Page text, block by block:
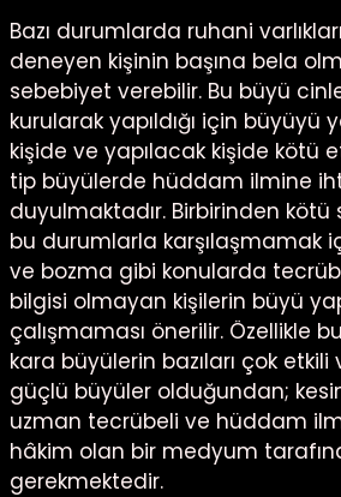
Bazı durumlarda ruhani
deneyen kişinin başına bela
sebebiyet verebilir. Bu büyü
kurularak yapıldığı için büyüyü
kişide ve yapılacak kişide kötü
tip büyülerde hüddam ilmine
duyulmaktadır. Birbirinden kötü
bu durumlarla karşılaşmamak
ve bozma gibi konularda
bilgisi olmayan kişilerin büyü
çalışmaması önerilir. Özellikle
kara büyülerin bazıları çok
güçlü büyüler olduğundan;
uzman tecrübeli ve hüddam
hâkim olan bir medyum
gerekmektedir.